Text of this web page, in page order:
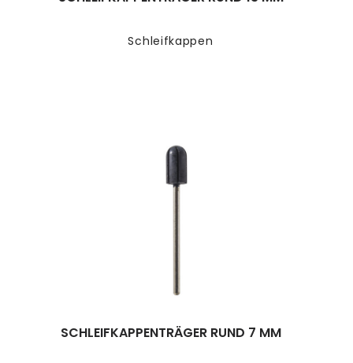
Schleifkappen
SCHLEIFKAPPENTRÄGER RUND 7 MM